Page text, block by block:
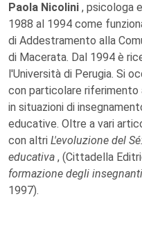
Paola Nicolini , psicologa
1988 al 1994 come
di Addestramento alla
di Macerata. Dal 1994 è
l'Università di Perugia. Si
con particolare riferimento
in situazioni di
educative. Oltre a vari
con altri L'evoluzione del
educativa , (Cittadella
formazione degli insegnanti
1997).